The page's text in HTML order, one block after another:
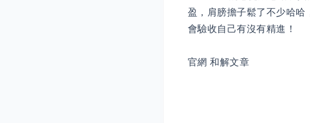
盈，肩膀擔子鬆了不少哈哈
會驗收自己有沒有精進！
官網 和解文章